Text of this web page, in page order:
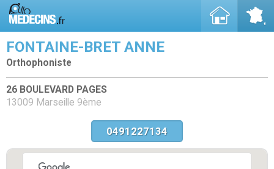
FONTAINE-BRET ANNE
Orthophoniste
26 BOULEVARD PAGES
13009 Marseille 9ème
0491227134